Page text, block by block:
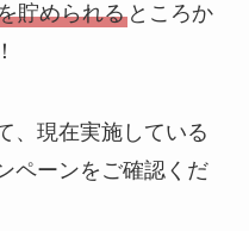
貯められるところか
、現在実施している
ペーンをご確認くだ